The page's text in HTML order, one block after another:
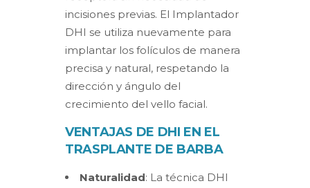
incisiones previas. El Implantador
DHI se utiliza nuevamente para
implantar los folículos de manera
precisa y natural, respetando la
dirección y ángulo del
crecimiento del vello facial.
VENTAJAS DE DHI EN EL
TRASPLANTE DE BARBA
Naturalidad: La técnica DHI